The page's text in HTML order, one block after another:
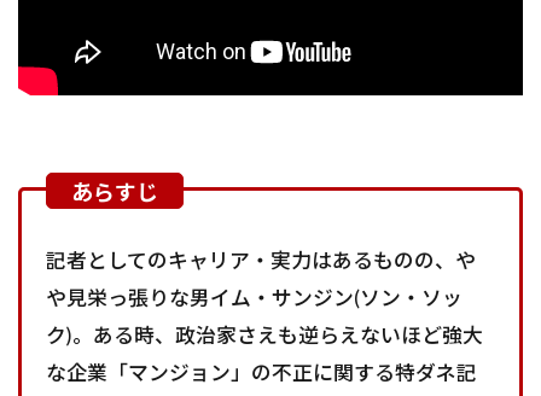
記者としてのキャリア・実力はあるものの、や
や見栄っ張りな男イム・サンジン(ソン・ソッ
ク)。ある時、政治家さえも逆らえないほど強大
な企業「マンジョン」の不正に関する特ダネ記